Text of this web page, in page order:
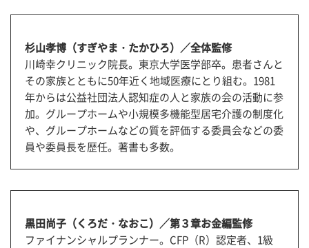
杉山孝博（すぎやま・たかひろ）／全体監修
川崎幸クリニック院長。東京大学医学部卒。患者さんと
その家族とともに50年近く地域医療にとり組む。1981
年からは公益社団法人認知症の人と家族の会の活動に参
加。グループホームや小規模多機能型居宅介護の制度化
や、グループホームなどの質を評価する委員会などの委
員や委員長を歴任。著書も多数。
黒田尚子（くろだ・なおこ）／第３章お金編監修
ファイナンシャルプランナー。CFP（R）認定者、1級